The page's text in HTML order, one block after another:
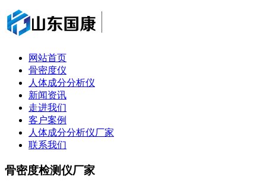
网站首页
骨密度仪
人体成分分析仪
新闻资讯
走进我们
客户案例
人体成分分析仪厂家
联系我们
骨密度检测仪厂家